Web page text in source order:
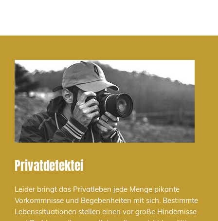
Privatdetektei
Leider bringt das Privatleben jede Menge pikante
Vorkommnisse und Begebenheiten mit sich. Bestimmte
Lebenssituationen stellen einen vor große Hindernisse